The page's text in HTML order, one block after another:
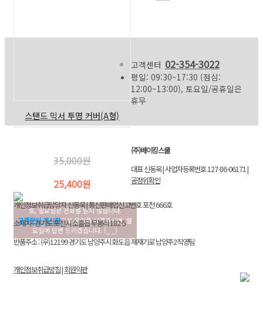
스탠드 믹서 투명 커버(A형)
35,000원
25,400원
토, 일요일은 전화를 받지 않습니다.
고객문의 게시판으로 문의를 남겨주시면, 월
요일에 답변 드리겠습니다. (_ _)
고객센터 02-354-3022
평일: 09:30~17:30 (점심:
12:00~13:00), 토요일/공휴일은
휴무
(주)베이킹스쿨
대표 신동욱 | 사업자등록번호 127-86-06171 |
공정위확인
개인정보취급담당자 신동욱 | 통신판매업신고번호 포천 666호
소재지 : 경기도 포천시 소흘읍 무봉리 182-5
반품주소 : (우)12199 경기도 남양주시 화도읍 재재기로 남양주2직영팀
개인정보취급방침|회원약관